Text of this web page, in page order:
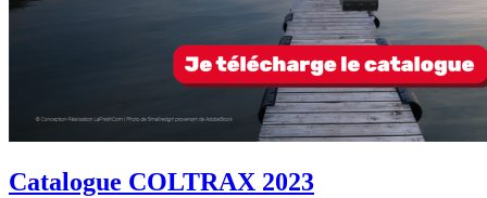
Catalogue COLTRAX 2023